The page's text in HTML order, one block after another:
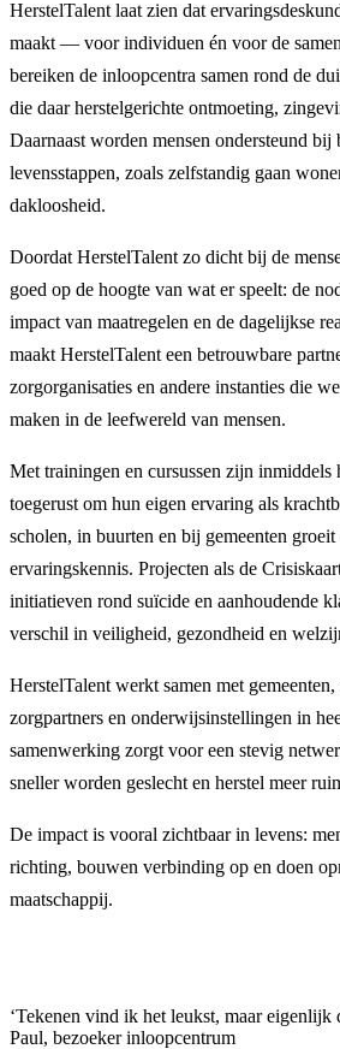
HerstelTalent laat zien dat
maakt — voor individuen én voor de
bereiken de inloopcentra samen rond de
die daar herstelgerichte ontmoeting,
Daarnaast worden mensen ondersteund bij
levensstappen, zoals zelfstandig gaan
dakloosheid.
Doordat HerstelTalent zo dicht bij de
goed op de hoogte van wat er speelt: de
impact van maatregelen en de dagelijkse
maakt HerstelTalent een betrouwbare
zorgorganisaties en andere instanties die
maken in de leefwereld van mensen.
Met trainingen en cursussen zijn inmiddels
toegerust om hun eigen ervaring als
scholen, in buurten en bij gemeenten
ervaringskennis. Projecten als de
initiatieven rond suïcide en aanhoudende
verschil in veiligheid, gezondheid en
HerstelTalent werkt samen met
zorgpartners en onderwijsinstellingen in
samenwerking zorgt voor een stevig
sneller worden geslecht en herstel meer
De impact is vooral zichtbaar in levens:
richting, bouwen verbinding op en doen
maatschappij.
‘Tekenen vind ik het leukst, maar eigenlijk
Paul, bezoeker inloopcentrum